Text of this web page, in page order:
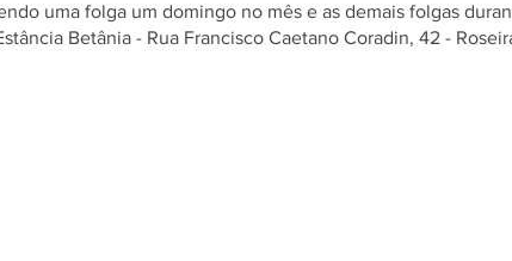
uma folga um domingo no mês e as demais folgas
Betânia - Rua Francisco Caetano Coradin, 42 -